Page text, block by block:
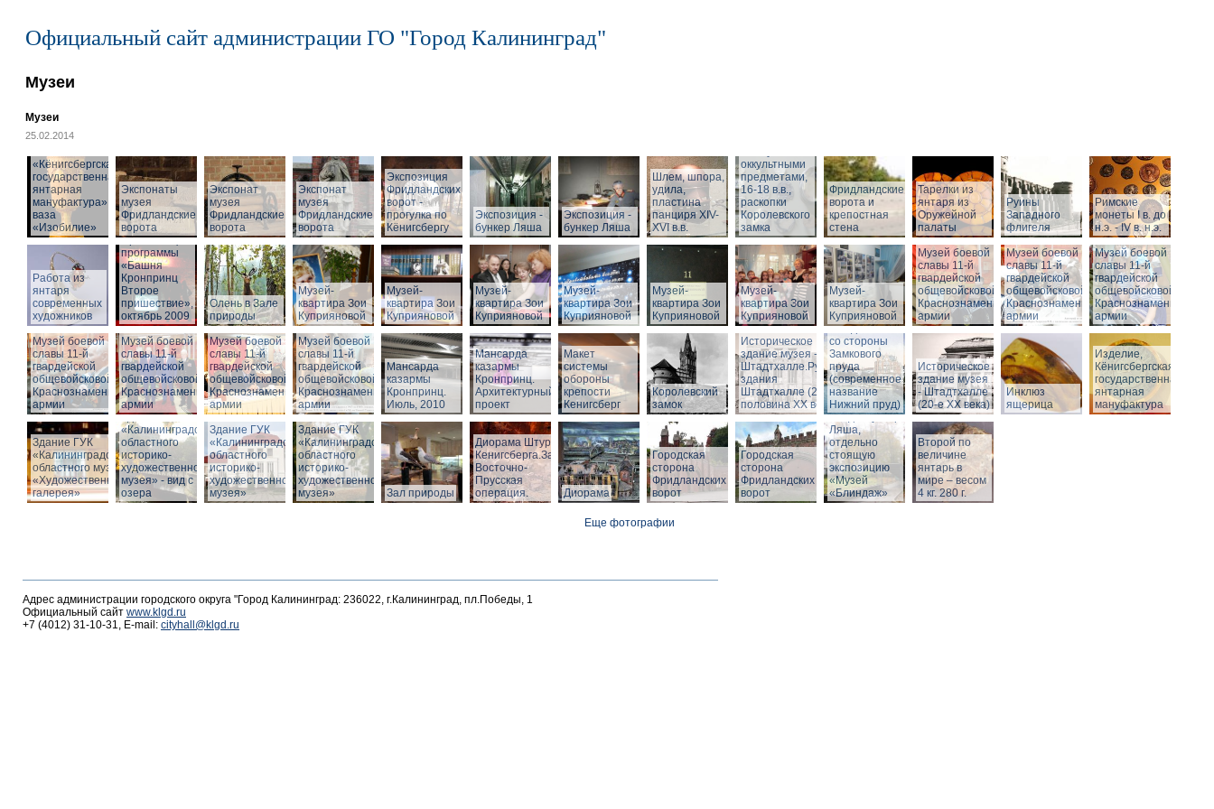
Официальный сайт администрации ГО "Город Калининград"
Музеи
Музеи
25.02.2014
«Кёнигсбергская
государственная
янтарная
мануфактура» -
ваза
«Изобилие»
Экспонаты
музея
Фридландские
ворота
Экспонат
музея
Фридландские
ворота
Экспонат
музея
Фридландские
ворота
Экспозиция
Фридландских
ворот -
прогулка по
Кёнигсбергу
Экспозиция -
бункер Ляша
Экспозиция -
бункер Ляша
Шлем, шпора,
удила,
пластина
панциря XIV-
XVI в.в.
оккультными
предметами,
16-18 в.в.,
раскопки
Королевского
замка
Фридландские
ворота и
крепостная
стена
Тарелки из
янтаря из
Оружейной
палаты
Руины
Западного
флигеля
Римские
монеты I в. до
н.э. - IV в. н.э.
Работа из
янтаря
современных
художников
Презентация
программы
«Башня
Кронпринц
Второе
пришествие»,
октябрь 2009
Олень в Зале
природы
Музей-
квартира Зои
Куприяновой
Музей-
квартира Зои
Куприяновой
Музей-
квартира Зои
Куприяновой
Музей-
квартира Зои
Куприяновой
Музей-
квартира Зои
Куприяновой
Музей-
квартира Зои
Куприяновой
Музей-
квартира Зои
Куприяновой
Музей боевой
славы 11-й
гвардейской
общевойсковой
Краснознаменной
армии
Музей боевой
славы 11-й
гвардейской
общевойсковой
Краснознаменной
армии
Музей боевой
славы 11-й
гвардейской
общевойсковой
Краснознаменной
армии
Музей боевой
славы 11-й
гвардейской
общевойсковой
Краснознаменной
армии
Музей боевой
славы 11-й
гвардейской
общевойсковой
Краснознаменной
армии
Музей боевой
славы 11-й
гвардейской
общевойсковой
Краснознаменной
армии
Музей боевой
славы 11-й
гвардейской
общевойсковой
Краснознаменной
армии
Мансарда
казармы
Кронпринц.
Июль, 2010
Мансарда
казармы
Кронпринц.
Архитектурный
проект
Макет
системы
обороны
крепости
Кенигсберг
Королевский
замок
Историческое
здание музея -
Штадтхалле.Руины
здания
Штадтхалле (2-я
половина ХХ века)
Историческое
здание музея
-
Штадтхалле.
Вид на
Штадтхалле
со стороны
Замкового
пруда
(современное
название
Нижний пруд)
Историческое
здание музея
- Штадтхалле
(20-е XX века)
Инклюз
ящерица
Изделие,
Кёнигсбергская
государственная
янтарная
мануфактура
Здание ГУК
«Калининградского
областного музея
«Художественная
галерея»
Здание ГУК
«Калининградского
областного
историко-
художественного
музея» - вид с
озера
Здание ГУК
«Калининградского
областного
историко-
художественного
музея»
Здание ГУК
«Калининградского
областного
историко-
художественного
музея»
Зал природы
Диорама Штурм
Кенигсберга.Зал
Восточно-
Прусская
операция.
Диорама
Городская
сторона
Фридландских
ворот
Городская
сторона
Фридландских
ворот
Вход в бункер
Ляша,
отдельно
стоящую
экспозицию
«Музей
«Блиндаж»
Второй по
величине
янтарь в
мире – весом
4 кг. 280 г.
Еще фотографии
Адрес администрации городского округа "Город Калининград: 236022, г.Калининград, пл.Победы, 1
Официальный сайт www.klgd.ru
+7 (4012) 31-10-31, E-mail: cityhall@klgd.ru